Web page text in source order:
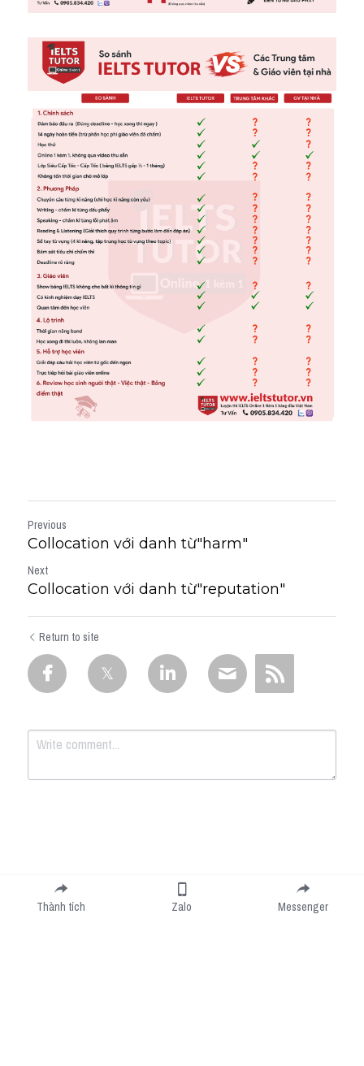
Previous
Collocation với danh từ"harm"
Next
Collocation với danh từ"reputation"
Return to site
Submit
Thành tích Zalo Messenger